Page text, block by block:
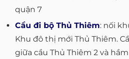
quận 7
Cầu đi bộ Thủ Thiêm: nối
Khu đô thị mới Thủ Thiêm.
giữa cầu Thủ Thiêm 2 và